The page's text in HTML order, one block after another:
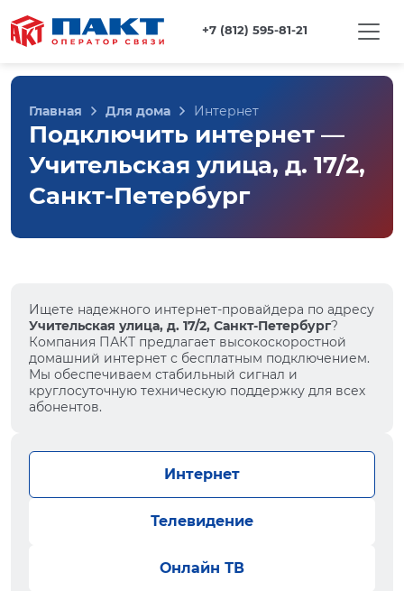
+7 (812) 595-81-21
Главная Для дома Интернет
Подключить интернет —
Учительская улица, д. 17/2,
Санкт-Петербург
Ищете надежного интернет-провайдера по адресу
Учительская улица, д. 17/2, Санкт-Петербург?
Компания ПАКТ предлагает высокоскоростной
домашний интернет с бесплатным подключением.
Мы обеспечиваем стабильный сигнал и
круглосуточную техническую поддержку для всех
абонентов.
Интернет
Телевидение
Онлайн ТВ